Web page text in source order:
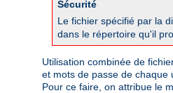
Sécurité
Le fichier spécifié par la
dans le répertoire qu'il
Utilisation combinée de
et mots de passe de chaque
Pour ce faire, on attribue le